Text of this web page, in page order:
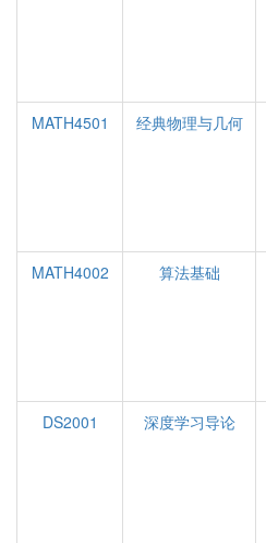
MATH4501
经典物理与几何
MATH4002
算法基础
DS2001
深度学习导论